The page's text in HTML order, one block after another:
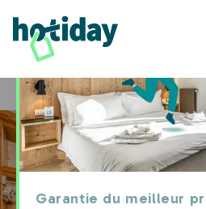
Garantie du meilleur
Home Hôtels Hotiday Sauze